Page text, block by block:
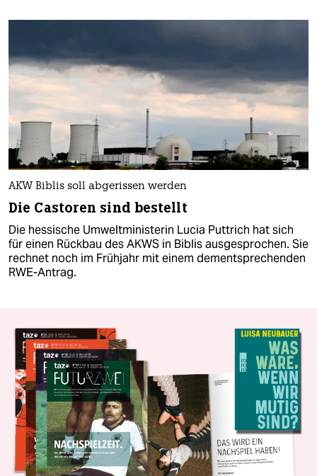
AKW Biblis soll abgerissen werden
Die Castoren sind bestellt
Die hessische Umweltministerin Lucia Puttrich hat sich
für einen Rückbau des AKWS in Biblis ausgesprochen. Sie
rechnet noch im Frühjahr mit einem dementsprechenden
RWE-Antrag.